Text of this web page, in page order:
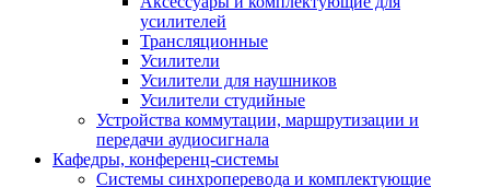
усилителей
Трансляционные
Усилители
Усилители для наушников
Усилители студийные
Устройства коммутации, маршрутизации и
передачи аудиосигнала
Кафедры, конференц-системы
Cистемы синхроперевода и комплектующие